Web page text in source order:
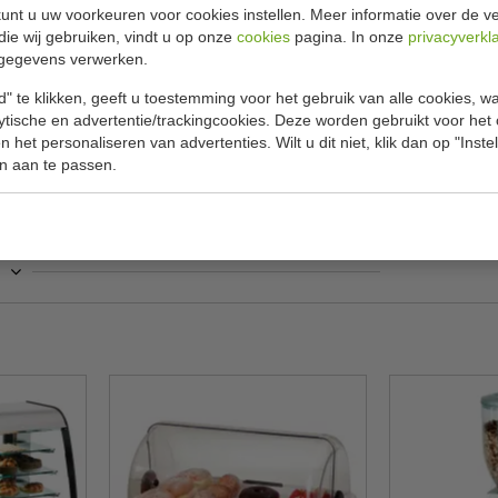
u uw voorkeuren voor cookies instellen. Meer informatie over de
wij gebruiken, vindt u op onze cookies pagina. In onze
verwerken.
te klikken, geeft u toestemming voor het gebruik van alle cookies,
en advertentie/trackingcookies. Deze worden gebruikt voor het
het personaliseren van advertenties. Wilt u dit niet, klik dan op
aan te passen.
triplet
B x D x H
Gewicht